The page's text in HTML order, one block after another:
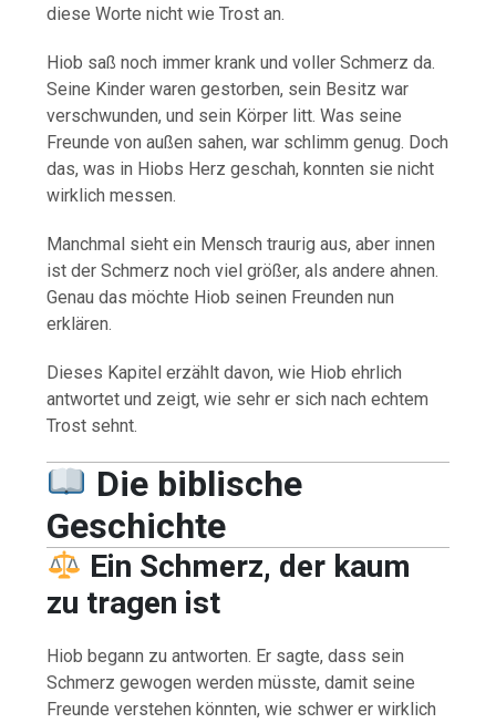
diese Worte nicht wie Trost an.
Hiob saß noch immer krank und voller Schmerz da.
Seine Kinder waren gestorben, sein Besitz war
verschwunden, und sein Körper litt. Was seine
Freunde von außen sahen, war schlimm genug. Doch
das, was in Hiobs Herz geschah, konnten sie nicht
wirklich messen.
Manchmal sieht ein Mensch traurig aus, aber innen
ist der Schmerz noch viel größer, als andere ahnen.
Genau das möchte Hiob seinen Freunden nun
erklären.
Dieses Kapitel erzählt davon, wie Hiob ehrlich
antwortet und zeigt, wie sehr er sich nach echtem
Trost sehnt.
Die biblische
Geschichte
Ein Schmerz, der kaum
zu tragen ist
Hiob begann zu antworten. Er sagte, dass sein
Schmerz gewogen werden müsste, damit seine
Freunde verstehen könnten, wie schwer er wirklich